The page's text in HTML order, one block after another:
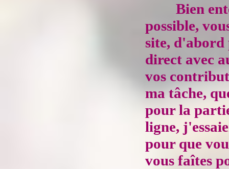
Bien
possible,
site, d'abord
direct avec
vos
ma tâche,
pour la
ligne,
pour que
vous faîtes